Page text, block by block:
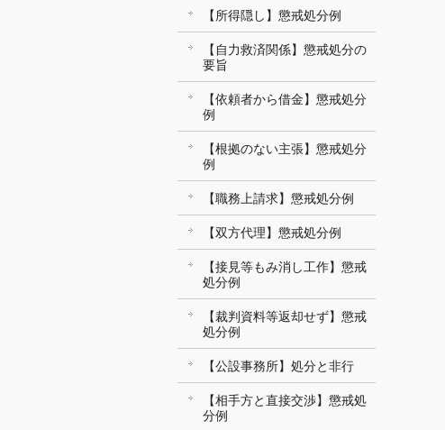
【所得隠し】懲戒処分例
【自力救済関係】懲戒処分の
要旨
【依頼者から借金】懲戒処分
例
【根拠のない主張】懲戒処分
例
【職務上請求】懲戒処分例
【双方代理】懲戒処分例
【接見等もみ消し工作】懲戒
処分例
【裁判資料等返却せず】懲戒
処分例
【公設事務所】処分と非行
【相手方と直接交渉】懲戒処
分例